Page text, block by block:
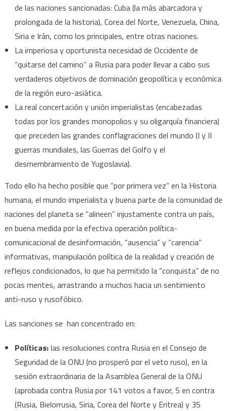
de las naciones sancionadas: Cuba (la más abarcadora y
prolongada de la historia), Corea del Norte, Venezuela, China,
Siria e Irán, como los principales, entre otras naciones.
La imperiosa y oportunista necesidad de Occidente de
“quitarse del camino” a Rusia para poder llevar a cabo sus
verdaderos objetivos de dominación geopolítica y económica
de la región euro-asiática.
La real concertación y unión imperialistas (encabezadas
todas por los grandes monopolios y su oligarquía financiera)
que preceden las grandes conflagraciones del mundo (I y II
guerras mundiales, las Guerras del Golfo y el
desmembramiento de Yugoslavia).
Todo ello ha hecho posible que “por primera vez” en la Historia
humana, el mundo imperialista y buena parte de la comunidad de
naciones del planeta se “alineen” injustamente contra un país,
en buena medida por la efectiva operación política-
comunicacional de desinformación, “ausencia” y “carencia”
informativas, manipulación política de la realidad y creación de
reflejos condicionados, lo que ha permitido la “conquista” de no
pocas mentes, arrastrando a muchos hacia un sentimiento
anti-ruso y rusofóbico.
Las sanciones se han concentrado en:
Políticas:las resoluciones contra Rusia en el Consejo de
Seguridad de la ONU (no prosperó por el veto ruso), en la
sesión extraordinaria de la Asamblea General de la ONU
(aprobada contra Rusia por 141 votos a favor, 5 en contra
(Rusia, Bielorrusia, Siria, Corea del Norte y Eritrea) y 35